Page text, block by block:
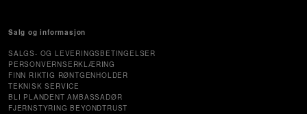
Salg og informasjon
SALGS- OG LEVERINGSBETINGELSER
PERSONVERNSERKLÆRING
FINN RIKTIG RØNTGENHOLDER
TEKNISK SERVICE
BLI PLANDENT AMBASSADØR
FJERNSTYRING BEYONDTRUST